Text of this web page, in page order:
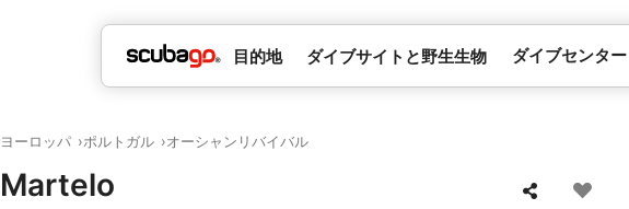
目的地 ダイブサイトと野生生物 ダイブセンター
ヨーロッパ ポルトガル オーシャンリバイバル
Martelo